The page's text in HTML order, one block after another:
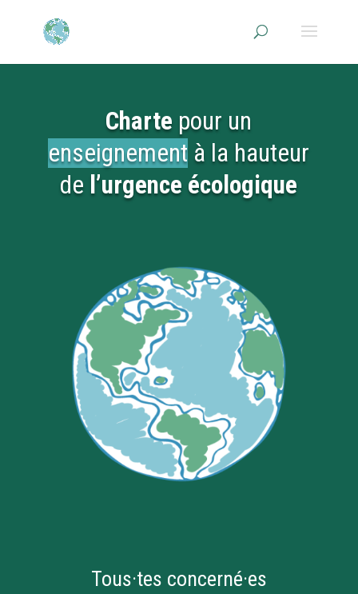
Charte pour un
enseignement à la hauteur
de l’urgence écologique
Tous·tes concerné·es